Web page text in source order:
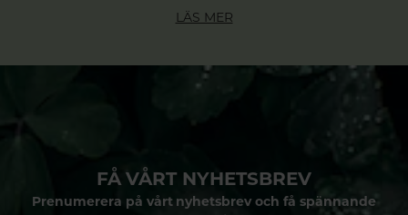
LÄS MER
FÅ VÅRT NYHETSBREV
Prenumerera på vårt nyhetsbrev och få spännande